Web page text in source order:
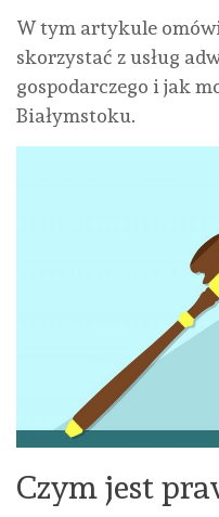
W tym artykule
skorzystać z usług
gospodarczego i jak
Białymstoku.
Czym jest